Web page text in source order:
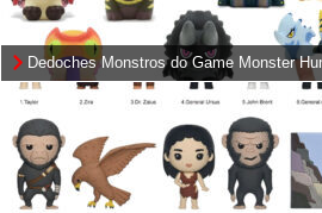
Dedoches Monstros do Game Monster
Capcom